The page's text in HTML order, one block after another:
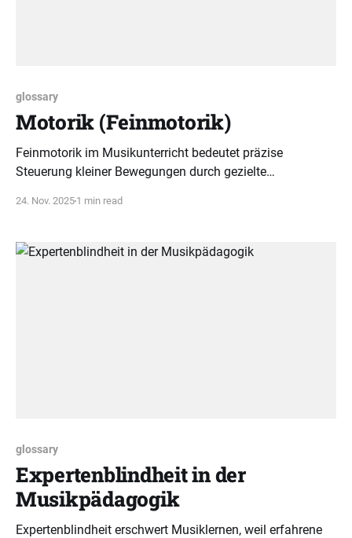
glossary
Motorik (Feinmotorik)
Feinmotorik im Musikunterricht bedeutet präzise
Steuerung kleiner Bewegungen durch gezielte
24. Nov. 2025 1 min read
glossary
Expertenblindheit in der
Musikpädagogik
Expertenblindheit erschwert Musiklernen, weil erfahrene